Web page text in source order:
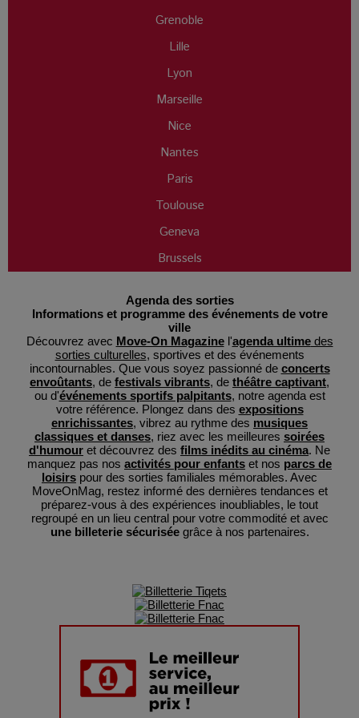
Grenoble
Lille
Lyon
Marseille
Nice
Nantes
Paris
Toulouse
Geneva
Brussels
Agenda des sorties
Informations et programme des événements de votre
ville
Découvrez avec Move-On Magazinel'agenda ultimedes
sorties culturelles, sportives et des événements
incontournables. Que vous soyez passionné de concerts
envoûtants, de festivals vibrants, de théâtre captivant,
ou d'événements sportifs palpitants, notre agenda est
votre référence. Plongez dans des expositions
enrichissantes, vibrez au rythme des musiques
classiques et danses, riez avec les meilleures soirées
d'humour et découvrez des films inédits au cinéma. Ne
manquez pas nos activités pour enfants et nos parcs de
loisirs pour des sorties familiales mémorables. Avec
MoveOnMag, restez informé des dernières tendances et
préparez-vous à des expériences inoubliables, le tout
regroupé en un lieu central pour votre commodité et avec
une billeterie sécuriséegrâce à nos partenaires.